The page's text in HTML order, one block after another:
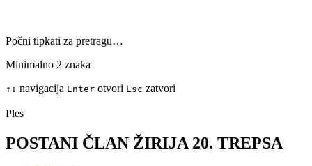
Počni tipkati za pretragu…
Minimalno 2 znaka
↑ ↓ navigacija Enter otvori Esc zatvori
Ples
POSTANI ČLAN ŽIRIJA 20. TREPSA